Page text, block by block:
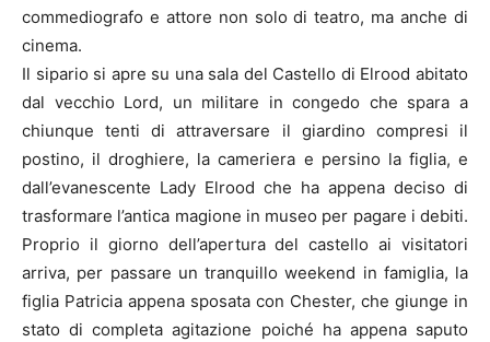
commediografo e attore non solo di teatro, ma anche di
cinema.
Il sipario si apre su una sala del Castello di Elrood abitato
dal vecchio Lord, un militare in congedo che spara a
chiunque tenti di attraversare il giardino compresi il
postino, il droghiere, la cameriera e persino la figlia, e
dall’evanescente Lady Elrood che ha appena deciso di
trasformare l’antica magione in museo per pagare i debiti.
Proprio il giorno dell’apertura del castello ai visitatori
arriva, per passare un tranquillo weekend in famiglia, la
figlia Patricia appena sposata con Chester, che giunge in
stato di completa agitazione poiché ha appena saputo